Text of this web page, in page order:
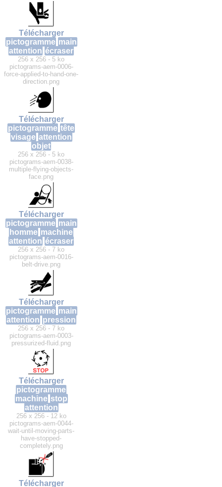
Télécharger
pictogramme main
attention écraser
256 x 256 - 5 ko
pictograms-aem-0006-
force-applied-to-hand-one-
direction.png
Télécharger
pictogramme tête
visage attention
objet
256 x 256 - 5 ko
pictograms-aem-0038-
multiple-flying-objects-
face.png
Télécharger
pictogramme main
homme machine
attention écraser
256 x 256 - 7 ko
pictograms-aem-0016-
belt-drive.png
Télécharger
pictogramme main
attention pression
256 x 256 - 7 ko
pictograms-aem-0003-
pressurized-fluid.png
Télécharger
pictogramme
machine stop
attention
256 x 256 - 12 ko
pictograms-aem-0044-
wait-until-moving-parts-
have-stopped-
completely.png
Télécharger